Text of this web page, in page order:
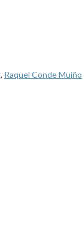
, Raquel Conde Muíño